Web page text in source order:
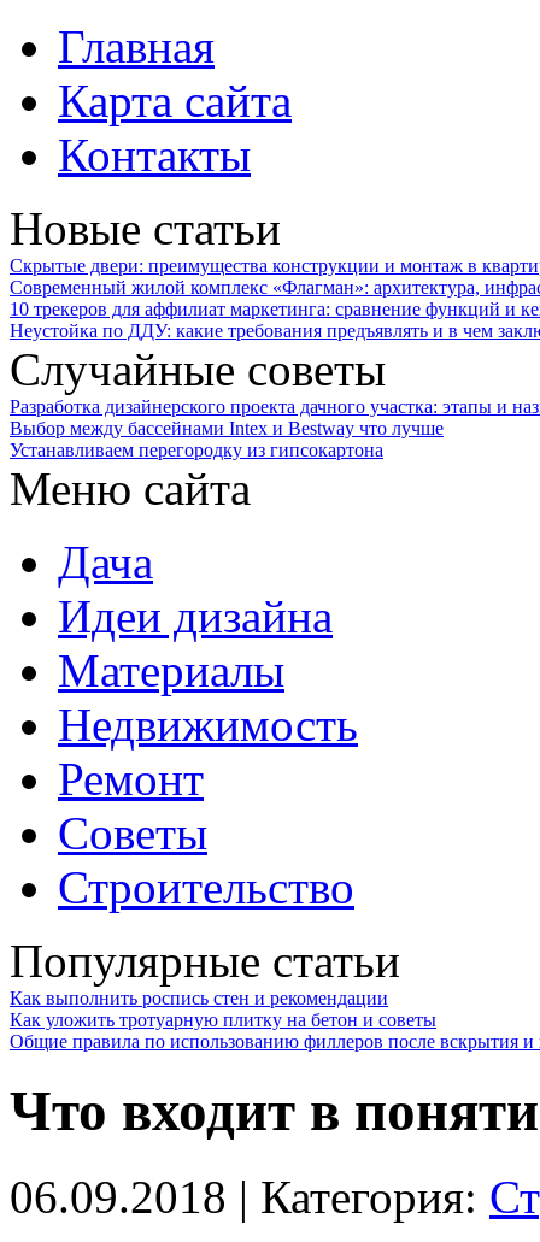
Главная
Карта сайта
Контакты
Новые статьи
Скрытые двери: преимущества конструкции и монтаж в
Современный жилой комплекс «Флагман»: архитектура,
10 трекеров для аффилиат маркетинга: сравнение функций и
Неустойка по ДДУ: какие требования предъявлять и в чем
Случайные советы
Разработка дизайнерского проекта дачного участка: этапы и
Выбор между бассейнами Intex и Bestway что лучше
Устанавливаем перегородку из гипсокартона
Меню сайта
Дача
Идеи дизайна
Материалы
Недвижимость
Ремонт
Советы
Строительство
Популярные статьи
Как выполнить роспись стен и рекомендации
Как уложить тротуарную плитку на бетон и советы
Общие правила по использованию филлеров после вскрытия и
Что входит в
06.09.2018 | Категория: